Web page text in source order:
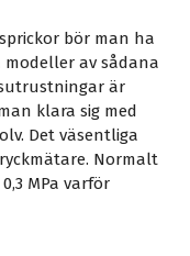
bör man ha
av sådana
är
klara sig med
Det väsentliga
Normalt
MPa varför